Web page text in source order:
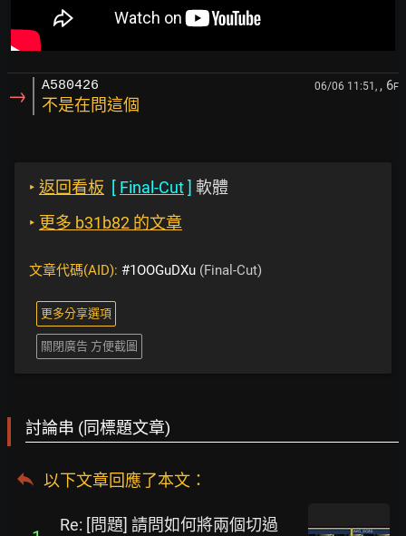
→ A580426 06/06 11:51, , 6F
不是在問這個
‣ 返回看板 [ Final-Cut] 軟體
‣ 更多 b31b82 的文章
文章代碼(AID): #1OOGuDXu (Final-Cut)
更多分享選項
關閉廣告 方便截圖
討論串 (同標題文章)
以下文章回應了本文 ：
Re: [問題] 請問如何將兩個切過